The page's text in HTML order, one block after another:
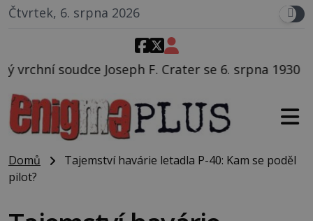
Čtvrtek, 6. srpna 2026
Crater se 6. srpna 1930 navečeří ve své
Domů
Tajemství havárie letadla P-40: Kam se poděl
pilot?